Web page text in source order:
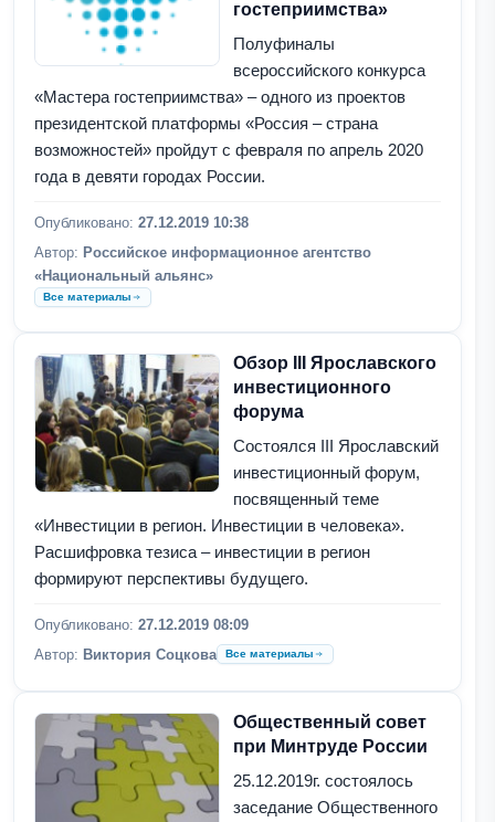
гостеприимства»
Полуфиналы
всероссийского конкурса
«Мастера гостеприимства» – одного из проектов
президентской платформы «Россия – страна
возможностей» пройдут с февраля по апрель 2020
года в девяти городах России.
Опубликовано: 27.12.2019 10:38
Автор: Российское информационное агентство
«Национальный альянс»
Все материалы
Обзор III Ярославского
инвестиционного
форума
Состоялся III Ярославский
инвестиционный форум,
посвященный теме
«Инвестиции в регион. Инвестиции в человека».
Расшифровка тезиса – инвестиции в регион
формируют перспективы будущего.
Опубликовано: 27.12.2019 08:09
Автор: Виктория Соцкова Все материалы
Общественный совет
при Минтруде России
25.12.2019г. состоялось
заседание Общественного